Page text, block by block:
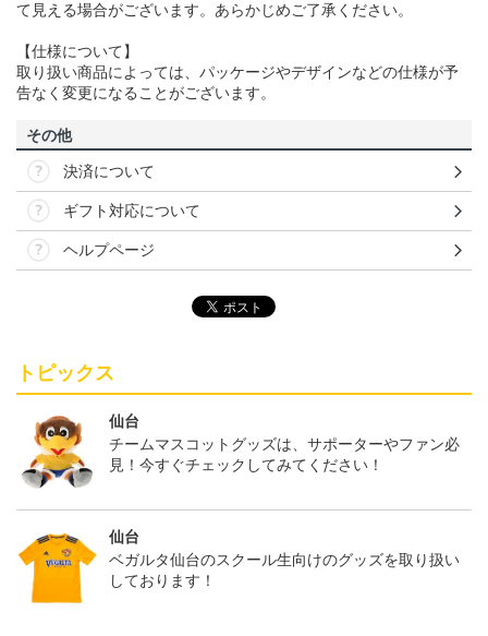
て見える場合がございます。あらかじめご了承ください。
【仕様について】
取り扱い商品によっては、パッケージやデザインなどの仕様が予
告なく変更になることがございます。
その他
決済について
ギフト対応について
ヘルプページ
トピックス
仙台
チームマスコットグッズは、サポーターやファン必
見！今すぐチェックしてみてください！
仙台
ベガルタ仙台のスクール生向けのグッズを取り扱い
しております！